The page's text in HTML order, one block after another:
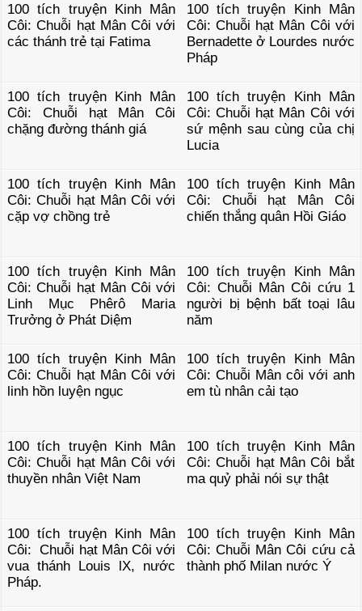
100 tích truyện Kinh Mân
Côi: Chuỗi hạt Mân Côi với
các thánh trẻ tại Fatima
100 tích truyện Kinh Mân
Côi: Chuỗi hạt Mân Côi với
Bernadette ở Lourdes nước
Pháp
100 tích truyện Kinh Mân
Côi: Chuỗi hạt Mân Côi
chặng đường thánh giá
100 tích truyện Kinh Mân
Côi: Chuỗi hạt Mân Côi với
sứ mệnh sau cùng của chị
Lucia
100 tích truyện Kinh Mân
Côi: Chuỗi hạt Mân Côi với
cặp vợ chồng trẻ
100 tích truyện Kinh Mân
Côi: Chuỗi hạt Mân Côi
chiến thắng quân Hồi Giáo
100 tích truyện Kinh Mân
Côi: Chuỗi hạt Mân Côi với
Linh Mục Phêrô Maria
Trưởng ở Phát Diệm
100 tích truyện Kinh Mân
Côi: Chuỗi Mân Côi cứu 1
người bị bệnh bất toại lâu
năm
100 tích truyện Kinh Mân
Côi: Chuỗi hạt Mân Côi với
linh hồn luyện ngục
100 tích truyện Kinh Mân
Côi: Chuỗi Mân côi với anh
em tù nhân cải tạo
100 tích truyện Kinh Mân
Côi: Chuỗi hạt Mân Côi với
thuyền nhân Việt Nam
100 tích truyện Kinh Mân
Côi: Chuỗi hạt Mân Côi bắt
ma quỷ phải nói sự thật
100 tích truyện Kinh Mân
Côi: Chuỗi hạt Mân Côi với
vua thánh Louis lX, nước
Pháp.
100 tích truyện Kinh Mân
Côi: Chuỗi Mân Côi cứu cả
thành phố Milan nước Ý